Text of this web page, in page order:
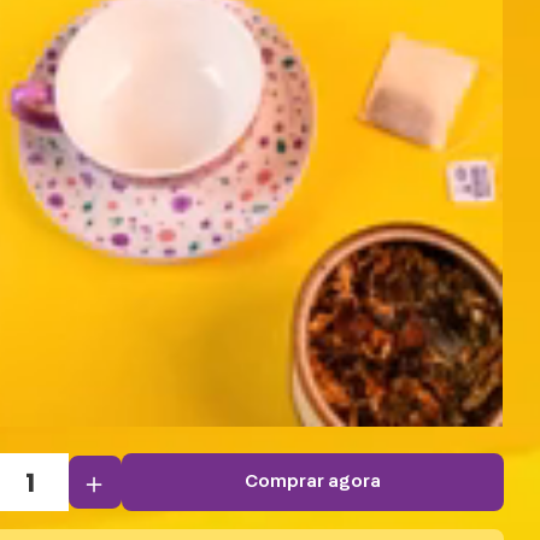
＋ comprar agora